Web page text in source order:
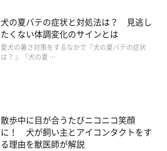
犬の夏バテの症状と対処法は？ 見逃し
たくない体調変化のサインとは
愛犬の暑さ対策をするなかで『犬の夏バテの症状
は？ 』『犬の夏 …
散歩中に目が合うたびニコニコ笑顔
に！ 犬が飼い主とアイコンタクトをす
る理由を獣医師が解説